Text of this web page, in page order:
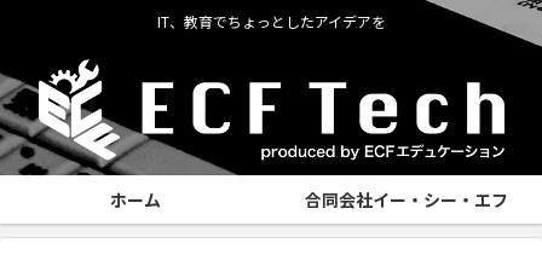
IT、教育でちょっとしたアイデアを
ホーム 合同会社イー・シー・エフ